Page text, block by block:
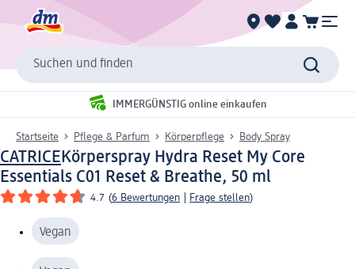
Suchen und finden
IMMERGÜNSTIG online einkaufen
Startseite Pflege & Parfum Körperpflege Body Spray
CATRICE Körperspray Hydra Reset My Core
Essentials C01 Reset & Breathe, 50 ml
4.7 (6 Bewertungen Frage stellen)
Vegan